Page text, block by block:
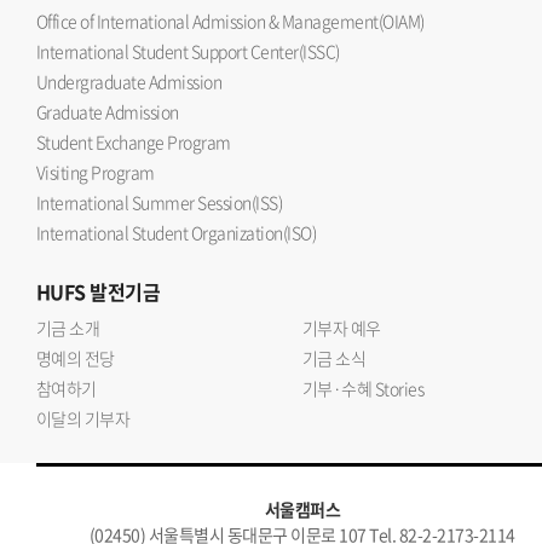
Office of International Admission & Management(OIAM)
International Student Support Center(ISSC)
Undergraduate Admission
Graduate Admission
Student Exchange Program
Visiting Program
International Summer Session(ISS)
International Student Organization(ISO)
HUFS발전기금
기금 소개
기부자 예우
명예의 전당
기금 소식
참여하기
기부·수혜 Stories
이달의 기부자
서울캠퍼스
(02450) 서울특별시 동대문구 이문로 107 Tel. 82-2-2173-2114